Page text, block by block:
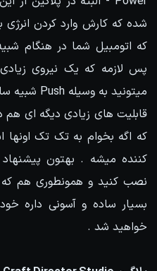
شده که کارش وارد کردن
که اتومبیل شما در هنگام
پس لازمه که یک نیروی
میتونید به وسیله Push شبیه سازی کنید .
قابلیت های زیادی دیگه ای هم
که اگه بخوام به تک تک اونها
کننده میشه . بهتون
نصب کنید و همونطوری هم که
بسیار ساده و آسونی داره
خواهید شد .